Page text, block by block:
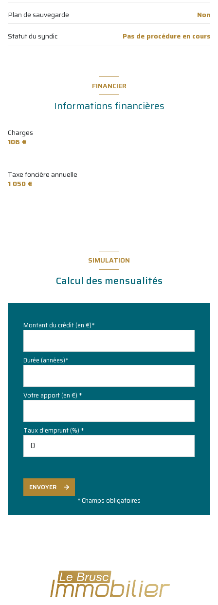
interphone
Plan de sauvegarde
Non
Statut du syndic
Pas de procédure en cours
FINANCIER
Informations financières
Charges
106 €
Taxe foncière annuelle
1 050 €
SIMULATION
Calcul des mensualités
Montant du crédit (en €)*
Durée (années)*
Votre apport (en €) *
Taux d'emprunt (%) *
ENVOYER
* Champs obligatoires